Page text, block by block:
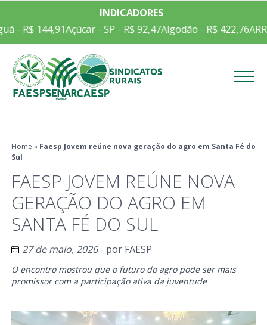
INDICADORES
144,91Açúcar - SP - R$ 92,47Algodão - R$ 422,76ARROZ
Home » Faesp Jovem reúne nova geração do agro em Santa Fé do
Sul
FAESP JOVEM REÚNE NOVA
GERAÇÃO DO AGRO EM
SANTA FÉ DO SUL
27 de maio, 2026- por FAESP
O encontro mostrou que o futuro do agro pode ser mais
promissor com a participação ativa da juventude